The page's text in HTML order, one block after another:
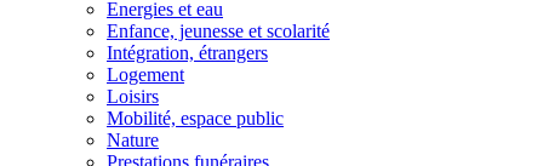
Energies et eau
Enfance, jeunesse et scolarité
Intégration, étrangers
Logement
Loisirs
Mobilité, espace public
Nature
Prestations funéraires